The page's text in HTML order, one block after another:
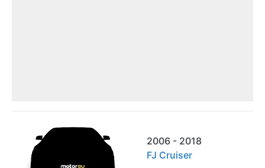
2006 - 2018
FJ Cruiser